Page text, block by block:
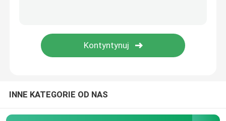
Łączniki rur ze stopu niklu
INNE KATEGORIE OD NAS